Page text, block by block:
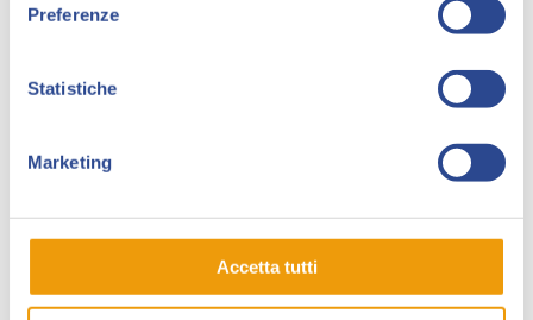
Preferenze
Statistiche
Marketing
Accetta tutti
momento clou in cui la passione per gli anni ’80 e le
propria gara sullo stile di Sarabanda. Nell’Area Lounge
del Polo Fiere, si contenderanno la vittoria finale due
Poggi e Letizia Cosplay, e le due squadre saranno
completate da Sergio Algozzino (autore di fumetti e di
libri, tra cui Memorie a 8 bit, e autore del poster di
autore e fumettista, e Domenico Bottalico,
“popculturalista” a 360 gradi, volto e penna di Cultura